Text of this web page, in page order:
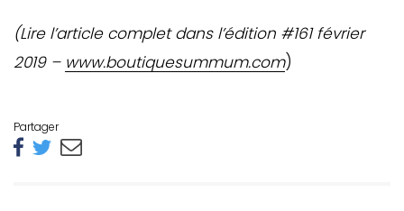
(Lire l’article complet dans l’édition #161 février
2019 – www.boutiquesummum.com)
Partager